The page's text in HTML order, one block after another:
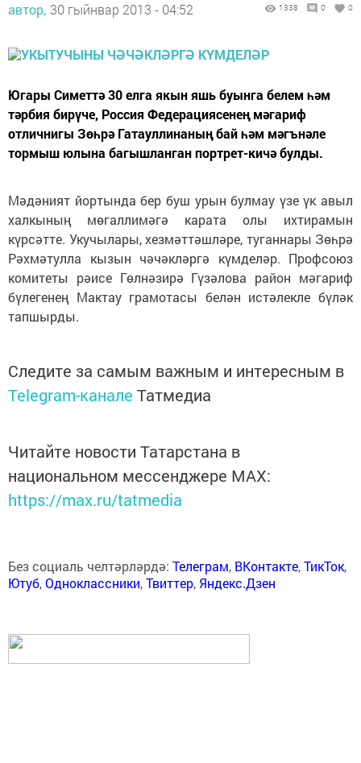
автор, 30 гыйнвар 2013 - 04:52 1338 0 0
Югары Симеттә 30 елга якын яшь буынга белем һәм
тәрбия бирүче, Россия Федерациясенең мәгариф
отличнигы Зөһрә Гатауллинаның бай һәм мәгънәле
тормыш юлына багышланган портрет-кичә булды.
Мәдәният йортында бер буш урын булмау үзе үк авыл
халкының мөгаллимәгә карата олы ихтирамын
күрсәтте. Укучылары, хезмәттәшләре, туганнары Зөһрә
Рәхмәтулла кызын чәчәкләргә күмделәр. Профсоюз
комитеты рәисе Гөлнәзирә Гүзәлова район мәгариф
бүлегенең Мактау грамотасы белән истәлекле бүләк
тапшырды.
Следите за самым важным и интересным в
Telegram-канале Татмедиа
Читайте новости Татарстана в
национальном мессенджере MАХ:
https://max.ru/tatmedia
Без социаль челтәрләрдә: Телеграм, ВКонтакте,ТикТок,
Ютуб,Одноклассники,Твиттер, Яндекс.Дзен